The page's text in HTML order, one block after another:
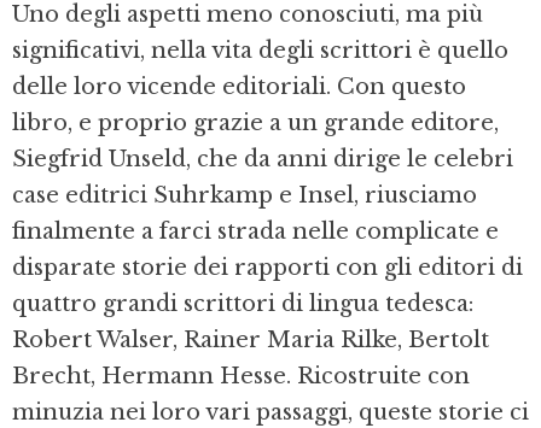
Uno degli aspetti meno conosciuti, ma più
significativi, nella vita degli scrittori è quello
delle loro vicende editoriali. Con questo
libro, e proprio grazie a un grande editore,
Siegfrid Unseld, che da anni dirige le celebri
case editrici Suhrkamp e Insel, riusciamo
finalmente a farci strada nelle complicate e
disparate storie dei rapporti con gli editori di
quattro grandi scrittori di lingua tedesca:
Robert Walser, Rainer Maria Rilke, Bertolt
Brecht, Hermann Hesse. Ricostruite con
minuzia nei loro vari passaggi, queste storie ci